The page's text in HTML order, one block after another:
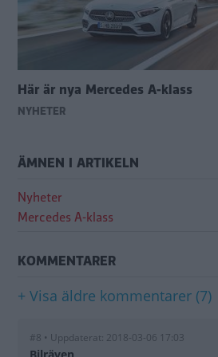
Här är nya Mercedes A-klass
NYHETER
ÄMNEN I ARTIKELN
Nyheter
Mercedes A-klass
KOMMENTARER
+ Visa äldre kommentarer (7)
#8 • Uppdaterat: 2018-03-06 17:03